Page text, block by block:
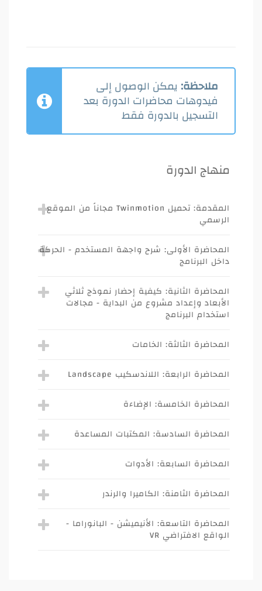
ملاحظة: يمكن الوصول إلى
فيدوهات محاضرات الدورة بعد
التسجيل بالدورة فقط
منهاج الدورة
المقدمة: تحميل Twinmotion مجاناً من الموقع
الرسمي
المحاضرة الأولى: شرح واجهة المستخدم - الحركة
داخل البرنامج
المحاضرة الثانية: كيفية إحضار نموذج ثلاثي
الأبعاد وإعداد مشروع من البداية - مجالات
استخدام البرنامج
المحاضرة الثالثة: الخامات
المحاضرة الرابعة: اللاندسكيب Landscape
المحاضرة الخامسة: الإضاءة
المحاضرة السادسة: المكتبات المساعدة
المحاضرة السابعة: الأدوات
المحاضرة الثامنة: الكاميرا والرندر
المحاضرة التاسعة: الأنيميشن - البانوراما -
الواقع الافتراضي VR